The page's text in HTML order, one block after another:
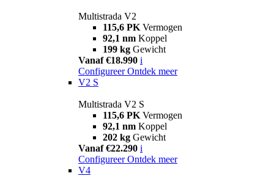
Multistrada V2
115,6 PK Vermogen
92,1 nm Koppel
199 kg Gewicht
Vanaf €18.990 i
Configureer Ontdek meer
V2 S
Multistrada V2 S
115,6 PK Vermogen
92,1 nm Koppel
202 kg Gewicht
Vanaf €22.290 i
Configureer Ontdek meer
V4